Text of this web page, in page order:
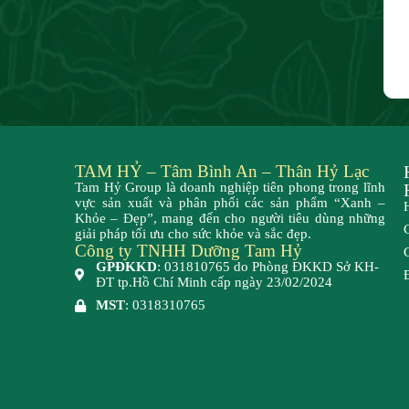
TAM HỶ – Tâm Bình An – Thân Hỷ Lạc
Tam Hỷ Group là doanh nghiệp tiên phong trong lĩnh
vực sản xuất và phân phối các sản phẩm “Xanh –
Khỏe – Đẹp”, mang đến cho người tiêu dùng những
giải pháp tối ưu cho sức khỏe và sắc đẹp.
Công ty TNHH Dưỡng Tam Hỷ
GPĐKKD: 031810765 do Phòng ĐKKD Sở KH-
ĐT tp.Hồ Chí Minh cấp ngày 23/02/2024
MST: 0318310765